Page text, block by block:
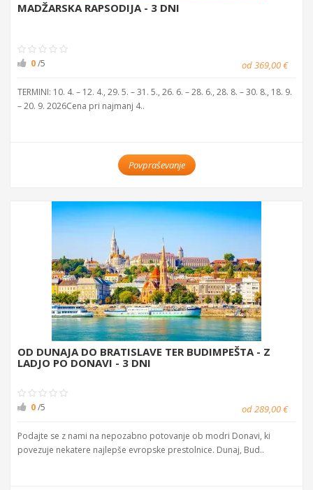
MADŽARSKA RAPSODIJA - 3 DNI
0/5 od 369,00 €
TERMINI: 10. 4. – 12. 4., 29. 5. – 31. 5., 26. 6. – 28. 6., 28. 8. – 30. 8., 18. 9.
– 20. 9. 2026Cena pri najmanj 4..
Povpraševanje
OD DUNAJA DO BRATISLAVE TER BUDIMPEŠTA - Z
LADJO PO DONAVI - 3 DNI
0/5 od 289,00 €
Podajte se z nami na nepozabno potovanje ob modri Donavi, ki
povezuje nekatere najlepše evropske prestolnice. Dunaj, Bud..